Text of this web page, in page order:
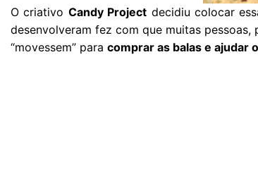
O criativo Candy Project decidiu colocar
desenvolveram fez com que muitas
“movessem” para comprar as balas e ajudar